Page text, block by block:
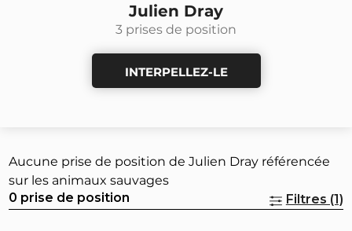
Julien Dray
3 prises de position
INTERPELLEZ-LE
Aucune prise de position de Julien Dray référencée
sur les animaux sauvages
0 prise de position
Filtres (1)